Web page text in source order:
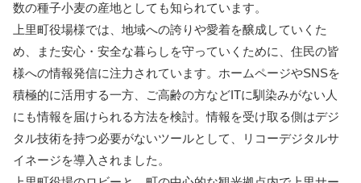
数の種子小麦の産地としても知られています。
上里町役場様では、地域への誇りや愛着を醸成していくた
め、また安心・安全な暮らしを守っていくために、住民の皆
様への情報発信に注力されています。ホームページやSNSを
積極的に活用する一方、ご高齢の方などITに馴染みがない人
にも情報を届けられる方法を検討。情報を受け取る側はデジ
タル技術を持つ必要がないツールとして、リコーデジタルサ
イネージを導入されました。